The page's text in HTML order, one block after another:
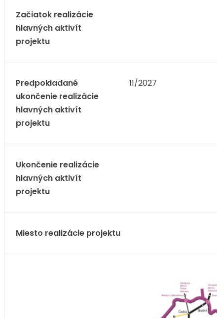
Začiatok realizácie
hlavných aktivít
projektu
Predpokladané
ukončenie realizácie
hlavných aktivít
projektu
11/2027
Ukončenie realizácie
hlavných aktivít
projektu
Miesto realizácie projektu